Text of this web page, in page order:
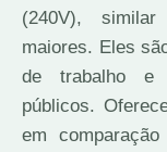
(240V),
maiores. Eles
de trabalho e
públicos.
em